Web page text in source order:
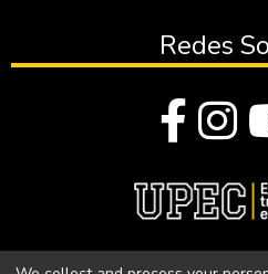
Redes